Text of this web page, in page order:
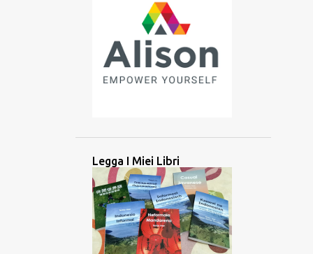
ASIA
ASIA MERIDIONALE ASIA ORIENTALE
ASIA SUD-ORIENTALE ATTIVITÀ
ATTREZZO AUDIO AUSILIARIO
BATANES BAYBAYIN BILINGUE
BRAHMI BRITANNICO BRUNEI
CAMBOGIA CANADA CANADESE
CANCELLAZIONE CULTURALE
Legga I Miei Libri